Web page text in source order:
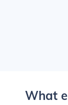
What